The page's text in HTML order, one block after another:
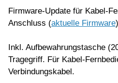
Firmware-Update für Kabel-
Anschluss (aktuelle Firmware
Inkl. Aufbewahrungstasche
Tragegriff. Für Kabel-
Verbindungskabel.